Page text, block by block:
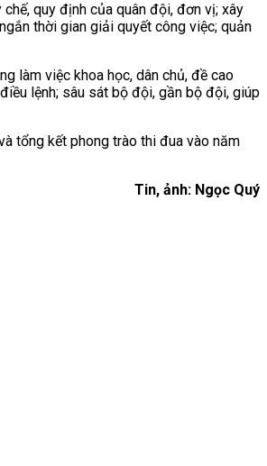
quy định của quân đội, đơn vị; xây
thời gian giải quyết công việc; quản
làm việc khoa học, dân chủ, đề cao
lệnh; sâu sát bộ đội, gần bộ đội, giúp
tổng kết phong trào thi đua vào năm
Tin, ảnh: Ngọc Quý